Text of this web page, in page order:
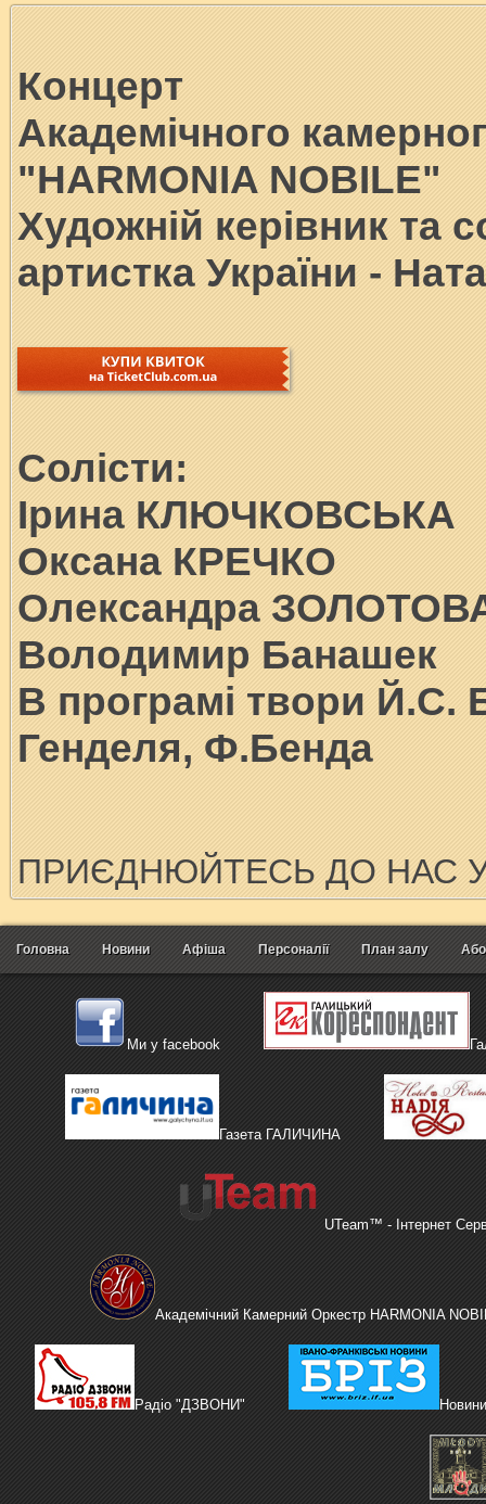
Концерт
Академічного
"HARMONIA NOBILE"
Художній керівник та
артистка України -
Солісти:
Ірина КЛЮЧКОВСЬКА
Оксана КРЕЧКО
Олександра
Володимир Банашек
В програмі твори Й.С.
Генделя, Ф.Бенда
ПРИЄДНЮЙТЕСЬ ДО НАС У
Головна Новини Афіша Персоналії План залу
Ми у facebook
Газета ГАЛИЧИНА
UTeam™ - Інтернет
Академічний Камерний Оркестр HARMONIA
Радіо "ДЗВОНИ"